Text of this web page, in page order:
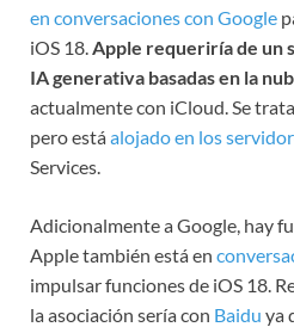
en conversaciones con Google
iOS 18.Apple requeriría de un
IA generativa basadas en la
actualmente con iCloud. Se
pero estáalojado en los
Services.
Adicionalmente a Google, hay
Apple también está en
impulsar funciones de iOS 18.
la asociación sería con Baidu ya